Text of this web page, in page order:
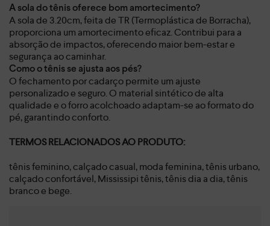
A sola do tênis oferece bom amortecimento?
A sola de 3.20cm, feita de TR (Termoplástica de Borracha),
proporciona um amortecimento eficaz. Contribui para a
absorção de impactos, oferecendo maior bem-estar e
segurança ao caminhar.
Como o tênis se ajusta aos pés?
O fechamento por cadarço permite um ajuste
personalizado e seguro. O material sintético de alta
qualidade e o forro acolchoado adaptam-se ao formato do
pé, garantindo conforto.
TERMOS RELACIONADOS AO PRODUTO:
tênis feminino, calçado casual, moda feminina, tênis urbano,
calçado confortável, Mississipi tênis, tênis dia a dia, tênis
branco e bege.